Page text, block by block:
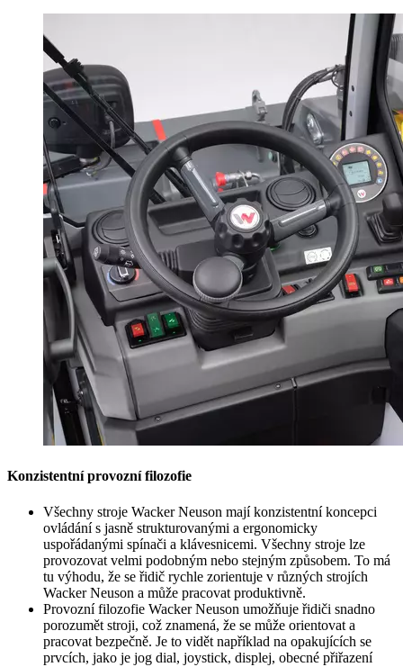
Konzistentní provozní filozofie
Všechny stroje Wacker Neuson mají konzistentní koncepci
ovládání s jasně strukturovanými a ergonomicky
uspořádanými spínači a klávesnicemi. Všechny stroje lze
provozovat velmi podobným nebo stejným způsobem. To má
tu výhodu, že se řidič rychle zorientuje v různých strojích
Wacker Neuson a může pracovat produktivně.
Provozní filozofie Wacker Neuson umožňuje řidiči snadno
porozumět stroji, což znamená, že se může orientovat a
pracovat bezpečně. Je to vidět například na opakujících se
prvcích, jako je jog dial, joystick, displej, obecné přiřazení